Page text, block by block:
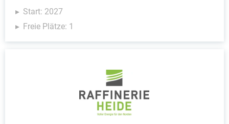
Start: 2027
Freie Plätze: 1